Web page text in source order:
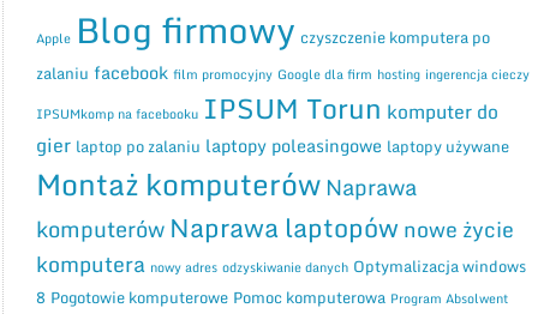
Apple Blog firmowy czyszczenie komputera po
zalaniu facebook film promocyjny Google dla firm hosting ingerencja cieczy
IPSUMkomp na facebooku IPSUM Torun komputer do
gier laptop po zalaniu laptopy poleasingowe laptopy używane
Montaż komputerów Naprawa
komputerów Naprawa laptopównowe życie
komputera nowy adres odzyskiwanie danych Optymalizacja windows
8 Pogotowie komputerowe Pomoc komputerowa Program Absolwent